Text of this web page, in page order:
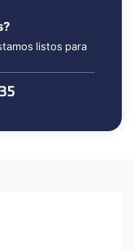
listos para